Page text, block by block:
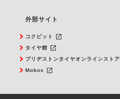
外部サイト
コクピット launch
タイヤ館 launch
ブリヂストンタイヤオンラインストア
Mobox launch